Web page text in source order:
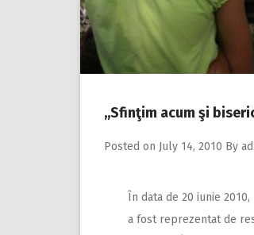
,,Sfinţim acum şi
Posted on July 14, 2010 By
În data de 20 iunie
a fost reprezentat de